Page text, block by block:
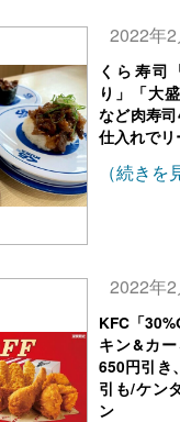
2022年2
くら寿司
り」「大
など肉寿
仕入れで
（続きを
2022年2
KFC「
キン&カ
650円引き
引も/ケン
ン